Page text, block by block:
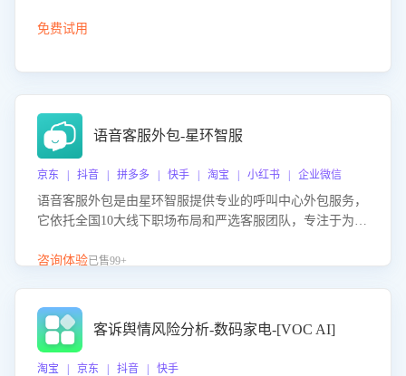
免费试用
语音客服外包-星环智服
京东 | 抖音 | 拼多多 | 快手 | 淘宝 | 小红书 | 企业微信
语音客服外包是由星环智服提供专业的呼叫中心外包服务，
它依托全国10大线下职场布局和严选客服团队，专注于为企
客服团队和智能工具提升语音客服服务效率和质量，帮助企
咨询体验已售99+
客诉舆情风险分析-数码家电-[VOC AI]
淘宝 | 京东 | 抖音 | 快手